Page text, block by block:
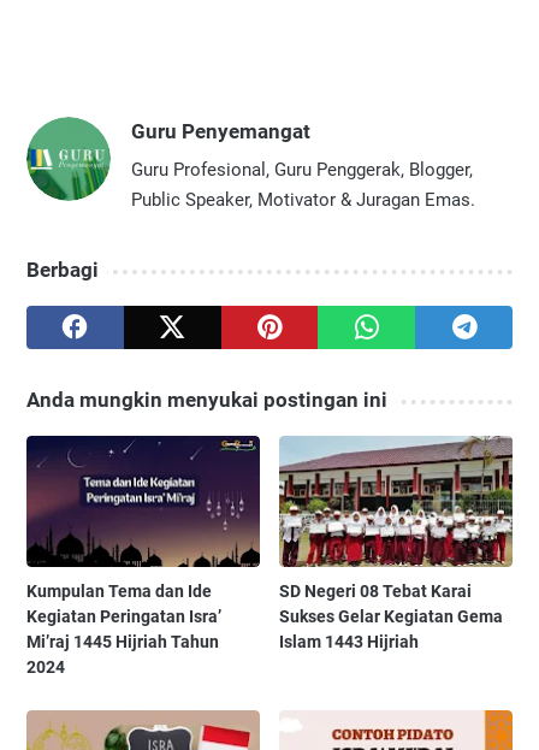
Guru Penyemangat
Guru Profesional, Guru Penggerak, Blogger,
Public Speaker, Motivator & Juragan Emas.
Berbagi
Anda mungkin menyukai postingan ini
Kumpulan Tema dan Ide
Kegiatan Peringatan Isra’
Mi’raj 1445 Hijriah Tahun
2024
SD Negeri 08 Tebat Karai
Sukses Gelar Kegiatan Gema
Islam 1443 Hijriah